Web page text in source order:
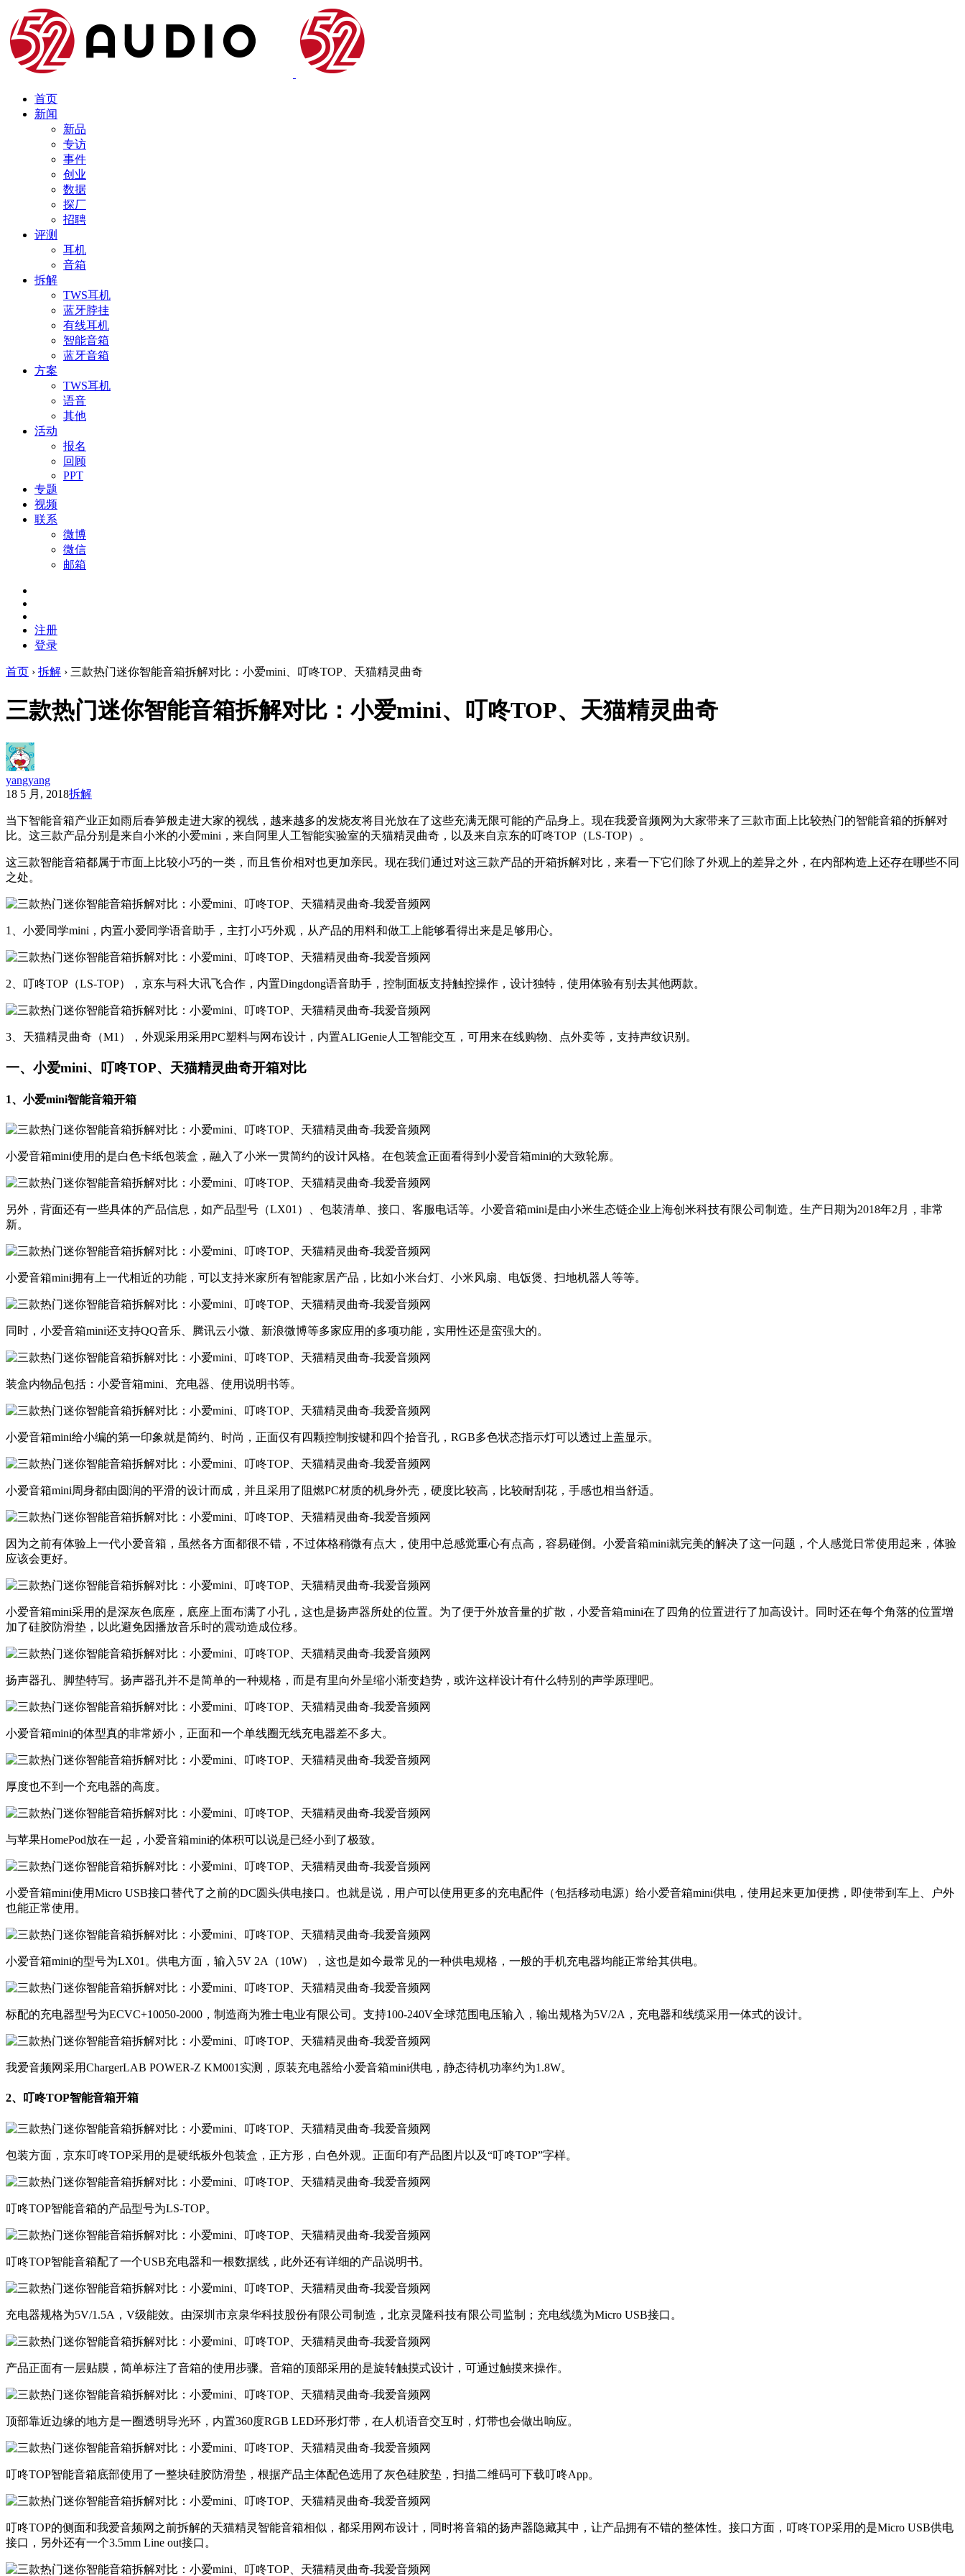
首页
新闻
新品
专访
事件
创业
数据
探厂
招聘
评测
耳机
音箱
拆解
TWS耳机
蓝牙脖挂
有线耳机
智能音箱
蓝牙音箱
方案
TWS耳机
语音
其他
活动
报名
回顾
PPT
专题
视频
联系
微博
微信
邮箱
注册
登录
首页 › 拆解 › 三款热门迷你智能音箱拆解对比：小爱mini、叮咚TOP、天猫精灵曲奇
三款热门迷你智能音箱拆解对比：小爱mini、叮咚TOP、天猫精灵曲奇
yangyang
18 5 月, 2018拆解
当下智能音箱产业正如雨后春笋般走进大家的视线，越来越多的发烧友将目光放在了这些充满无限可能的产品身上。现在我爱音频网为大家带来了三款市面上比较热门的智能音箱的拆解对
比。这三款产品分别是来自小米的小爱mini，来自阿里人工智能实验室的天猫精灵曲奇，以及来自京东的叮咚TOP（LS-TOP）。
这三款智能音箱都属于市面上比较小巧的一类，而且售价相对也更加亲民。现在我们通过对这三款产品的开箱拆解对比，来看一下它们除了外观上的差异之外，在内部构造上还存在哪些不同
之处。
1、小爱同学mini，内置小爱同学语音助手，主打小巧外观，从产品的用料和做工上能够看得出来是足够用心。
2、叮咚TOP（LS-TOP），京东与科大讯飞合作，内置Dingdong语音助手，控制面板支持触控操作，设计独特，使用体验有别去其他两款。
3、天猫精灵曲奇（M1），外观采用采用PC塑料与网布设计，内置ALIGenie人工智能交互，可用来在线购物、点外卖等，支持声纹识别。
一、小爱mini、叮咚TOP、天猫精灵曲奇开箱对比
1、小爱mini智能音箱开箱
​​小爱音箱mini使用的是白色卡纸包装盒，融入了小米一贯简约的设计风格。在包装盒正面看得到小爱音箱mini的大致轮廓。​
另外，背面还有一些具体的产品信息，如产品型号（LX01）、包装清单、接口、客服电话等。小爱音箱mini是由小米生态链企业上海创米科技有限公司制造。生产日期为2018年2月，非常
新。​
​小爱音箱mini拥有上一代相近的功能，可以支持米家所有智能家居产品，比如小米台灯、小米风扇、电饭煲、扫地机器人等等。​
​同时，小爱音箱mini还支持QQ音乐、腾讯云小微、新浪微博等多家应用的多项功能，实用性还是蛮强大的。
​装盒内物品包括：小爱音箱mini、充电器、使用说明书等。​
​小爱音箱mini给小编的第一印象就是简约、时尚，正面仅有四颗控制按键和四个拾音孔，RGB多色状态指示灯可以透过上盖显示。
​小爱音箱mini周身都由圆润的平滑的设计而成，并且采用了阻燃PC材质的机身外壳，硬度比较高，比较耐刮花，手感也相当舒适。​
​因为之前有体验上一代小爱音箱，虽然各方面都很不错，不过体格稍微有点大，使用中总感觉重心有点高，容易碰倒。小爱音箱mini就完美的解决了这一问题，个人感觉日常使用起来，体验
应该会更好。​
​​小爱音箱mini采用的是深灰色底座，底座上面布满了小孔，这也是扬声器所处的位置。为了便于外放音量的扩散，小爱音箱mini在了四角的位置进行了加高设计。同时还在每个角落的位置增
加了硅胶防滑垫，以此避免因播放音乐时的震动造成位移。​
​​扬声器孔、脚垫特写。扬声器孔并不是简单的一种规格，而是有里向外呈缩小渐变趋势，或许这样设计有什么特别的声学原理吧。
​小爱音箱mini的体型真的非常娇小，正面和一个单线圈无线充电器差不多大。​
​​厚度也不到一个充电器的高度。​
​与苹果HomePod放在一起，小爱音箱mini的体积可以说是已经小到了极致。​​
​小爱音箱mini使用Micro USB接口替代了之前的DC圆头供电接口。也就是说，用户可以使用更多的充电配件（包括移动电源）给小爱音箱mini供电，使用起来更加便携，即使带到车上、户外
也能正常使用。​​
​小爱音箱mini的型号为LX01。供电方面，输入5V 2A（10W），这也是如今最常见的一种供电规格，一般的手机充电器均能正常给其供电。​
​​标配的充电器型号为ECVC+10050-2000，制造商为雅士电业有限公司。支持100-240V全球范围电压输入，输出规格为5V/2A，充电器和线缆采用一体式的设计。​
​我爱音频网采用ChargerLAB POWER-Z KM001实测，原装充电器给小爱音箱mini供电，静态待机功率约为1.8W。​​
2、 叮咚TOP智能音箱开箱
​包装方面，京东叮咚TOP采用的是硬纸板外包装盒，正方形，白色外观。正面印有产品图片以及“叮咚TOP”字样。
​叮咚TOP智能音箱的产品型号为LS-TOP。
​叮咚TOP智能音箱配了一个USB充电器和一根数据线，此外还有详细的产品说明书。
​充电器规格为5V/1.5A，V级能效。由深圳市京泉华科技股份有限公司制造，北京灵隆科技有限公司监制；充电线缆为Micro USB接口。
​产品正面有一层贴膜，简单标注了音箱的使用步骤。音箱的顶部采用的是旋转触摸式设计，可通过触摸来操作。
​顶部靠近边缘的地方是一圈透明导光环，内置360度RGB LED环形灯带，在人机语音交互时，灯带也会做出响应。
​叮咚TOP智能音箱底部使用了一整块硅胶防滑垫，根据产品主体配色选用了灰色硅胶垫，扫描二维码可下载叮咚App。
​叮咚TOP的侧面和我爱音频网之前拆解的天猫精灵智能音箱相似，都采用网布设计，同时将音箱的扬声器隐藏其中，让产品拥有不错的整体性。接口方面，叮咚TOP采用的是Micro USB供电
接口，另外还有一个3.5mm Line out接口。